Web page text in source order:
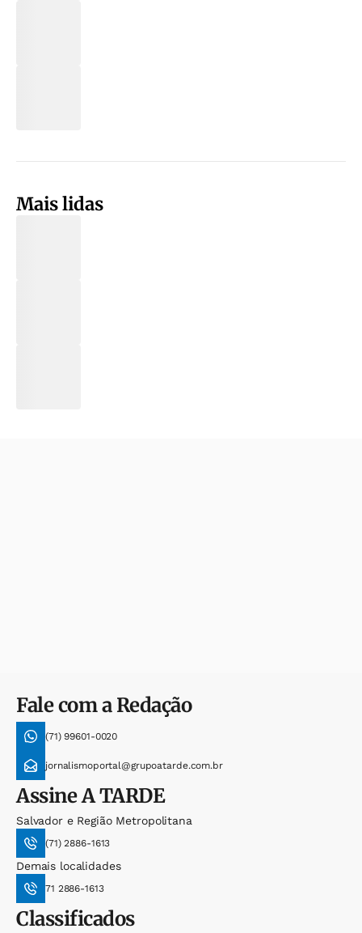
Mais lidas
Fale com a Redação
(71) 99601-0020
jornalismoportal@grupoatarde.com.br
AssineA TARDE
Salvador e Região Metropolitana
(71) 2886-1613
Demais localidades
71 2886-1613
Classificados